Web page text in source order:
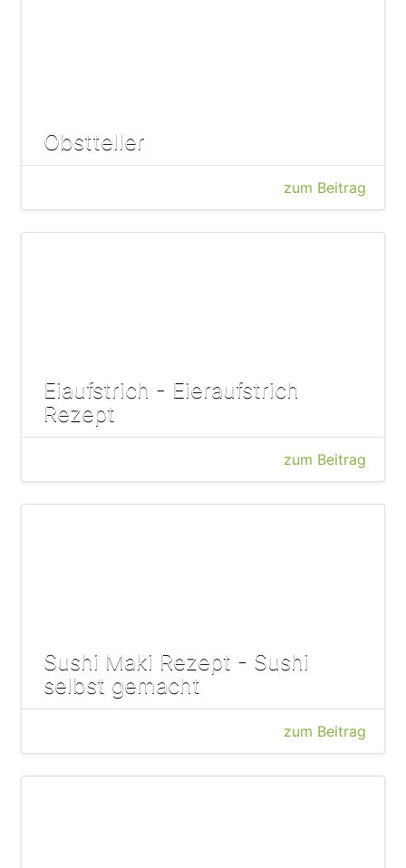
Obstteller
zum Beitrag
Eiaufstrich - Eieraufstrich
Rezept
zum Beitrag
Sushi Maki Rezept - Sushi
selbst gemacht
zum Beitrag